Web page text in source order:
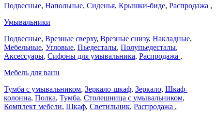
Подвесные, Напольные, Сиденья, Крышки-биде, Распродажа ,
Умывальники
Подвесные, Врезные сверху, Врезные снизу, Накладные,
Мебельные, Угловые, Пьедесталы, Полупьедесталы,
Аксессуары, Сифоны для умывальника, Распродажа ,
Мебель для ванн
Тумба с умывальником, Зеркало-шкаф, Зеркало, Шкаф-
колонна, Полка, Тумба, Столешница с умывальником,
Комплект мебели, Шкаф, Светильник, Распродажа ,